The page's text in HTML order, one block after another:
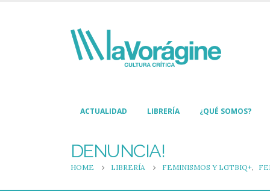
ACTUALIDAD LIBRERÍA ¿QUÉ SOMOS?
DENUNCIA!
HOME LIBRERÍA FEMINISMOS Y LGTBIQ+,